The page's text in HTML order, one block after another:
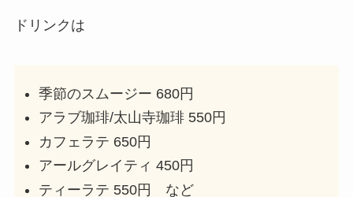
ドリンクは
季節のスムージー 680円
アラブ珈琲/太山寺珈琲 550円
カフェラテ 650円
アールグレイティ 450円
ティーラテ 550円 など